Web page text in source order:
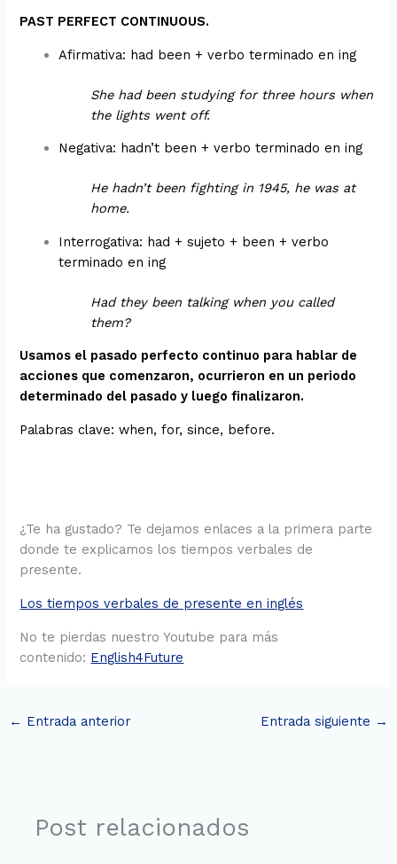
PAST PERFECT CONTINUOUS.
Afirmativa: had been + verbo terminado en ing
She had been studying for three hours when
the lights went off.
Negativa: hadn’t been + verbo terminado en ing
He hadn’t been fighting in 1945, he was at
home.
Interrogativa: had + sujeto + been + verbo
terminado en ing
Had they been talking when you called
them?
Usamos el pasado perfecto continuo para hablar de
acciones que comenzaron, ocurrieron en un periodo
determinado del pasado y luego finalizaron.
Palabras clave: when, for, since, before.
¿Te ha gustado? Te dejamos enlaces a la primera parte
donde te explicamos los tiempos verbales de
presente.
Los tiempos verbales de presente en inglés
No te pierdas nuestro Youtube para más
contenido: English4Future
← Entrada anterior Entrada siguiente →
Post relacionados